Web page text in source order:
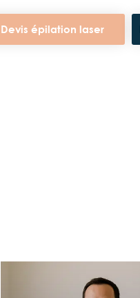
Devis épilation laser